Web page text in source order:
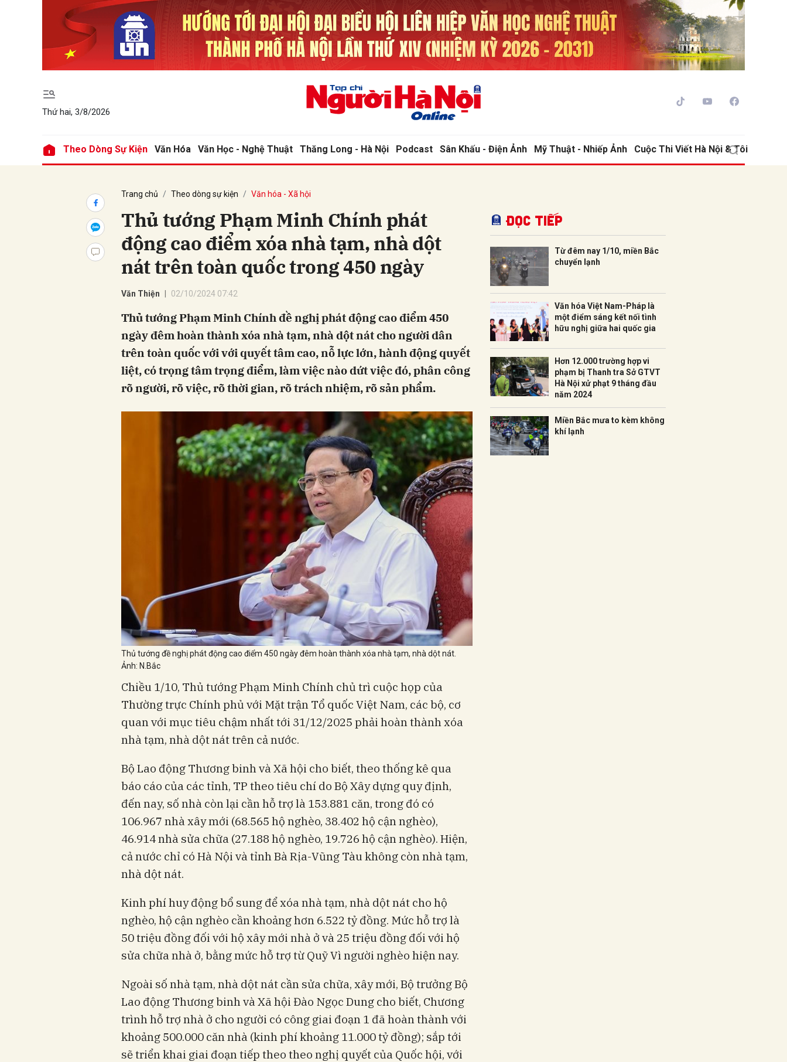
Thứ hai, 3/8/2026
Theo Dòng Sự Kiện Văn Hóa Văn Học - Nghệ Thuật Thăng Long - Hà Nội Podcast Sân Khấu - Điện Ảnh Mỹ Thuật - Nhiếp Ảnh Cuộc Thi Viết Hà Nội & Tôi
Trang chủ Theo dòng sự kiện Văn hóa - Xã hội
Thủ tướng Phạm Minh Chính phát
động cao điểm xóa nhà tạm, nhà dột
nát trên toàn quốc trong 450 ngày
Văn Thiện 02/10/2024 07:42
Thủ tướng Phạm Minh Chính đề nghị phát động cao điểm 450
ngày đêm hoàn thành xóa nhà tạm, nhà dột nát cho người dân
trên toàn quốc với với quyết tâm cao, nỗ lực lớn, hành động quyết
liệt, có trọng tâm trọng điểm, làm việc nào dứt việc đó, phân công
rõ người, rõ việc, rõ thời gian, rõ trách nhiệm, rõ sản phẩm.
Thủ tướng đề nghị phát động cao điểm 450 ngày đêm hoàn thành xóa nhà tạm, nhà dột nát.
Ảnh: N.Bắc
Chiều 1/10, Thủ tướng Phạm Minh Chính chủ trì cuộc họp của
Thường trực Chính phủ với Mặt trận Tổ quốc Việt Nam, các bộ, cơ
quan với mục tiêu chậm nhất tới 31/12/2025 phải hoàn thành xóa
nhà tạm, nhà dột nát trên cả nước.
Bộ Lao động Thương binh và Xã hội cho biết, theo thống kê qua
báo cáo của các tỉnh, TP theo tiêu chí do Bộ Xây dựng quy định,
đến nay, số nhà còn lại cần hỗ trợ là 153.881 căn, trong đó có
106.967 nhà xây mới (68.565 hộ nghèo, 38.402 hộ cận nghèo),
46.914 nhà sửa chữa (27.188 hộ nghèo, 19.726 hộ cận nghèo). Hiện,
cả nước chỉ có Hà Nội và tỉnh Bà Rịa-Vũng Tàu không còn nhà tạm,
nhà dột nát.
Kinh phí huy động bổ sung để xóa nhà tạm, nhà dột nát cho hộ
nghèo, hộ cận nghèo cần khoảng hơn 6.522 tỷ đồng. Mức hỗ trợ là
50 triệu đồng đối với hộ xây mới nhà ở và 25 triệu đồng đối với hộ
sửa chữa nhà ở, bằng mức hỗ trợ từ Quỹ Vì người nghèo hiện nay.
Ngoài số nhà tạm, nhà dột nát cần sửa chữa, xây mới, Bộ trưởng Bộ
Lao động Thương binh và Xã hội Đào Ngọc Dung cho biết, Chương
trình hỗ trợ nhà ở cho người có công giai đoạn 1 đã hoàn thành với
khoảng 500.000 căn nhà (kinh phí khoảng 11.000 tỷ đồng); sắp tới
sẽ triển khai giai đoạn tiếp theo theo nghị quyết của Quốc hội, với
Đọc tiếp
Từ đêm nay 1/10, miền Bắc
chuyển lạnh
Văn hóa Việt Nam-Pháp là
một điểm sáng kết nối tình
hữu nghị giữa hai quốc gia
Hơn 12.000 trường hợp vi
phạm bị Thanh tra Sở GTVT
Hà Nội xử phạt 9 tháng đầu
năm 2024
Miền Bắc mưa to kèm không
khí lạnh
Gửi bình luận